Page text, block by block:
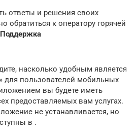
ответы и решения своих
обратиться к оператору горячей
Поддержка
насколько удобным является
пользователей мобильных
вы будете иметь
предоставляемых вам услугах.
не устанавливается, но
в .